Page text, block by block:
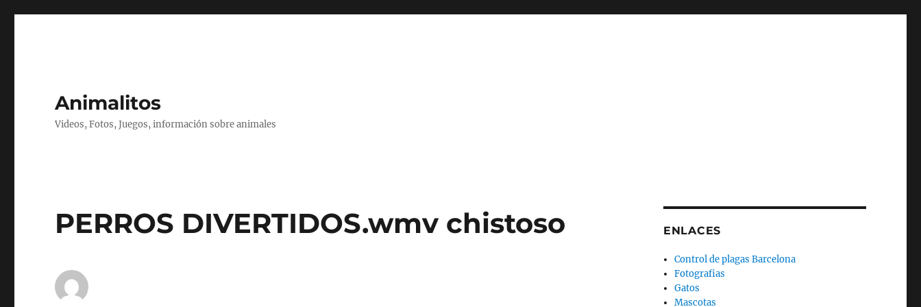
Animalitos
Videos, Fotos, Juegos, información sobre animales
PERROS DIVERTIDOS.wmv chistoso ENLACES
Control de plagas Barcelona
Fotografias
Gatos
Mascotas